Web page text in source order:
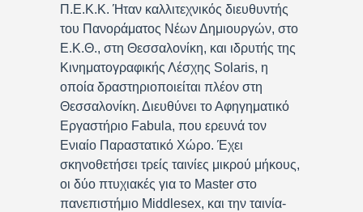
Π.Ε.Κ.Κ. Ήταν καλλιτεχνικός διευθυντής
του Πανοράματος Νέων Δημιουργών, στο
Ε.Κ.Θ., στη Θεσσαλονίκη, και ιδρυτής της
Κινηματογραφικής Λέσχης Solaris, η
οποία δραστηριοποιείται πλέον στη
Θεσσαλονίκη. Διευθύνει το Αφηγηματικό
Εργαστήριο Fabula, που ερευνά τον
Ενιαίο Παραστατικό Χώρο. Έχει
σκηνοθετήσει τρείς ταινίες μικρού μήκους,
οι δύο πτυχιακές για το Master στο
πανεπιστήμιο Middlesex, και την ταινία-